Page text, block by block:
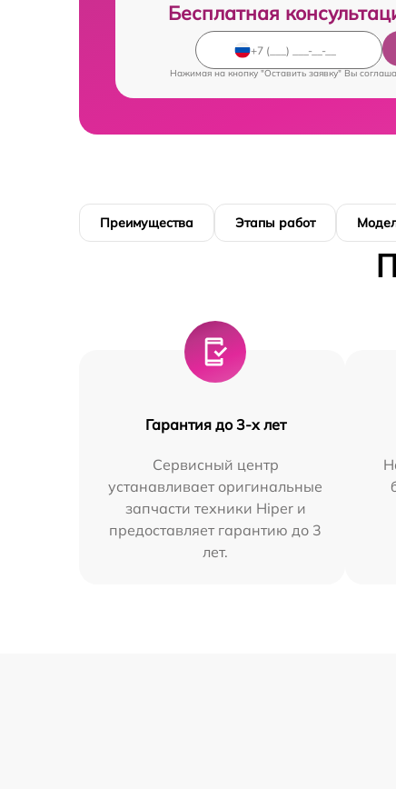
Бесплатная
Нажимая на кнопку "Оставить заявку" Вы
Преимущества Этапы работ
Гарантия до 3-х лет
Сервисный центр
устанавливает оригинальные
запчасти техники Hiper и
предоставляет гарантию до 3
лет.